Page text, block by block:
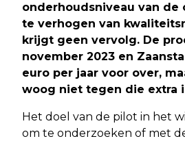
onderhoudsniveau van de
te verhogen van
krijgt geen vervolg. De
november 2023 en
euro per jaar voor over,
woog niet tegen die extra
Het doel van de pilot in het
om te onderzoeken of met